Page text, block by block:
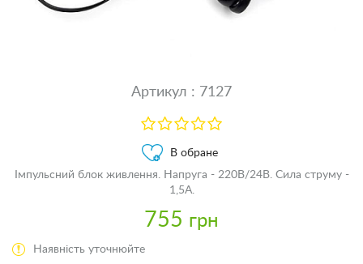
Артикул : 7127
В обране
Імпульсний блок живлення. Напруга - 220В/24В. Сила струму -
1,5А.
755 грн
Наявність уточнюйте